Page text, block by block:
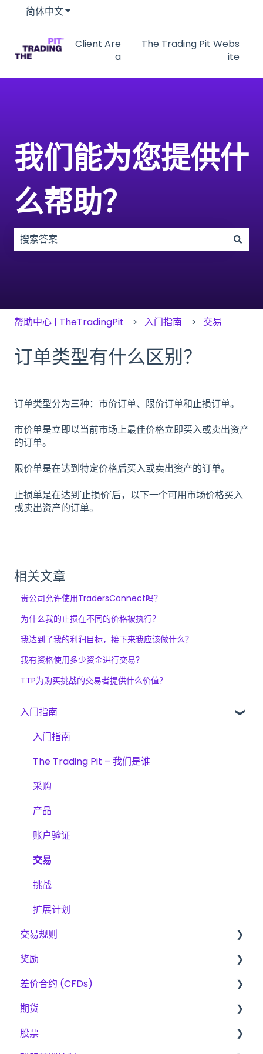
简体中文显示翻译的子菜单
Client Are
a
The Trading Pit Webs
ite
我们能为您提供什
么帮助？
帮助中心 | TheTradingPit 入门指南 交易
订单类型有什么区别？
订单类型分为三种：市价订单、限价订单和止损订单。
市价单是立即以当前市场上最佳价格立即买入或卖出资产
的订单。
限价单是在达到特定价格后买入或卖出资产的订单。
止损单是在达到'止损价'后，以下一个可用市场价格买入
或卖出资产的订单。
相关文章
贵公司允许使用TradersConnect吗？
为什么我的止损在不同的价格被执行？
我达到了我的利润目标，接下来我应该做什么？
我有资格使用多少资金进行交易？
TTP为购买挑战的交易者提供什么价值？
入门指南
入门指南
The Trading Pit – 我们是谁
采购
产品
账户验证
交易
挑战
扩展计划
交易规则
差价合约、期货与股票的基本规则
CFD
期貨
股票
奖励
费用
奖励方法
差价合约 (CFDs)
产品
交易
期货
扩容计划
股票